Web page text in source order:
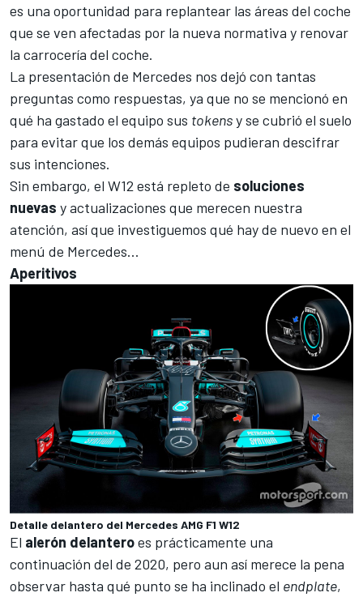
es una oportunidad para replantear las áreas del coche
que se ven afectadas por la nueva normativa y renovar
la carrocería del coche.
La presentación de Mercedes nos dejó con tantas
preguntas como respuestas, ya que no se mencionó en
qué ha gastado el equipo sus tokensyse cubrió el suelo
para evitar que los demás equipos pudieran descifrar
sus intenciones.
Sin embargo, el W12 está repleto de soluciones
nuevas y actualizaciones que merecen nuestra
atención, así que investiguemos qué hay de nuevo en el
menú de Mercedes...
Aperitivos
Detalle delantero del Mercedes AMG F1 W12
El alerón delanteroes prácticamente una
continuación del de 2020, pero aun así merece la pena
observar hasta qué punto se ha inclinado el endplate,